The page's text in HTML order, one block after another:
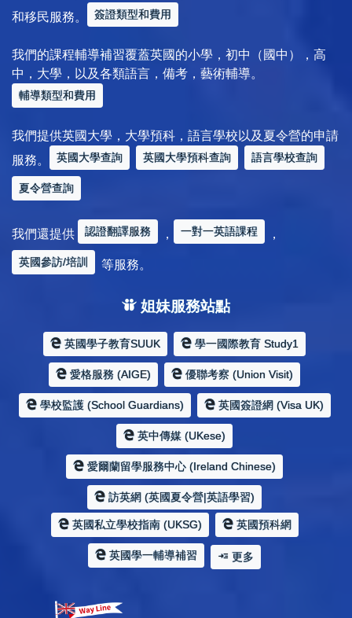
和移民服務。
簽證類型和費用
我們的課程輔導補習覆蓋英國的小學，初中（國中），高
中，大學，以及各類語言，備考，藝術輔導。
輔導類型和費用
我們提供英國大學，大學預科，語言學校以及夏令營的申請
服務。
英國大學查詢 英國大學預科查詢 語言學校查詢
夏令營查詢
我們還提供 認證翻譯服務 ， 一對一英語課程 ，
英國參訪/培訓 等服務。
姐妹服務站點
英國學子教育SUUK 學一國際教育 Study1
愛格服務 (AIGE) 優聯考察 (Union Visit)
學校監護 (School Guardians) 英國簽證網 (Visa UK)
英中傳媒 (UKese)
愛爾蘭留學服務中心 (Ireland Chinese)
訪英網 (英國夏令營|英語學習)
英國私立學校指南 (UKSG) 英國預科網
英國學一輔導補習 更多